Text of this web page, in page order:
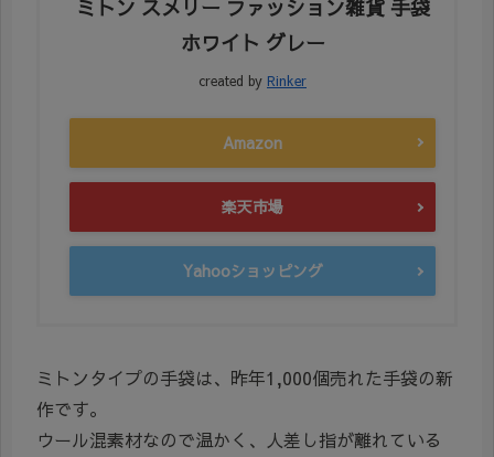
ミトン スメリー ファッション雑貨 手袋
ホワイト グレー
created by Rinker
Amazon
楽天市場
Yahooショッピング
ミトンタイプの手袋は、昨年1,000個売れた手袋の新
作です。
ウール混素材なので温かく、人差し指が離れている